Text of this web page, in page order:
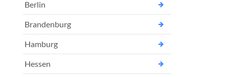
Berlin
Brandenburg
Hamburg
Hessen